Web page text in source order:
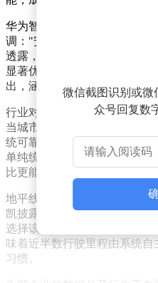
华为智能汽车解决方案BU首
调："安全性能必须用真实数
透露，华为乾崑智驾ADS系
显著优于人类驾驶水平。这
出，涵盖不同路况、气候条件
行业对智驾系统的评估标准正
当城市NOA功能开始大规模
统可靠性的核心指标。但随着
单纯统计接管频率无法全面
比更能体现用户信任度。
地平线公司公布的最新用户
凯披露，在配备HSD高阶智
选择该配置，且这些车辆的实
味着近半数行驶里程由系统
习惯。
微信截图识别或微
众号回复数